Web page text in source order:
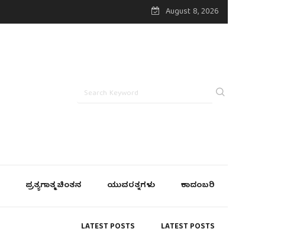
August 8, 2026
ಪ್ರತ್ಯಗಾತ್ಮ ಚಿಂತನ ಯುವರತ್ನಗಳು ಕಾದಂಬರಿ
LATEST POSTS LATEST POSTS